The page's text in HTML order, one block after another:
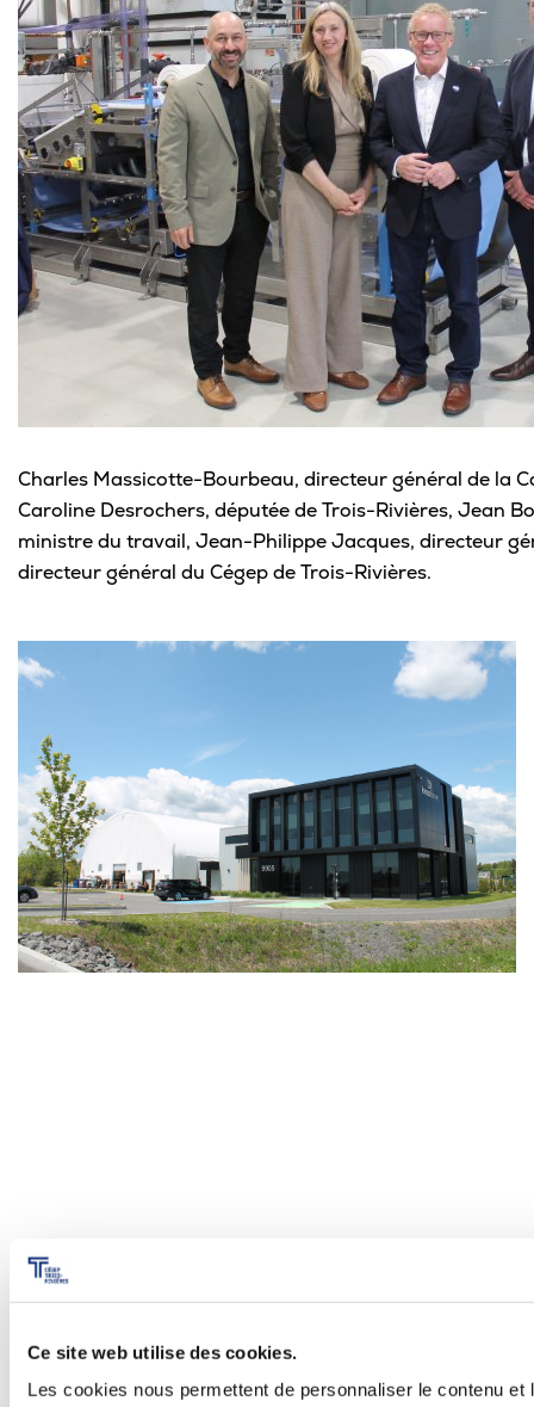
Ce site web utilise des cookies.
Les cookies nous permettent de personnaliser le contenu
Charles Massicotte-Bourbeau, directeur général de la
Caroline Desrochers, députée de Trois-Rivières, Jean
ministre du travail, Jean-Philippe Jacques, directeur
directeur général du Cégep de Trois-Rivières.
Nos centres de transfert de
technologie